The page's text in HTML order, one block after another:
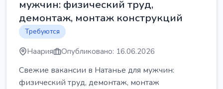
мужчин: физический труд,
демонтаж, монтаж конструкций
Требуются
Наария Опубликовано: 16.06.2026
Свежие вакансии в Натанье для мужчин:
физический труд, демонтаж, монтаж